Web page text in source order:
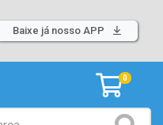
Baixe já nosso APP
0